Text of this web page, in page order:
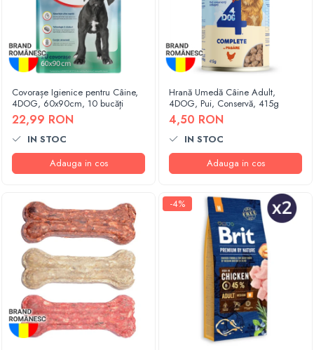
Covorașe Igienice pentru Câine,
4DOG, 60x90cm, 10 bucăți
22,99 RON
IN STOC
Adauga in cos
Hrană Umedă Câine Adult,
4DOG, Pui, Conservă, 415g
4,50 RON
IN STOC
Adauga in cos
-4%